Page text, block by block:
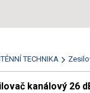
TECHNIKA
kanálový 26